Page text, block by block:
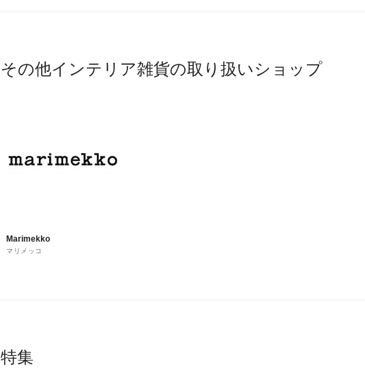
その他インテリア雑貨の取り扱いショップ
Marimekko
マリメッコ
特集